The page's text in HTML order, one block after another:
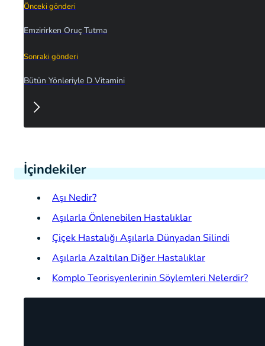
İçindekiler
Aşı Nedir?
Aşılarla Önlenebilen Hastalıklar
Çiçek Hastalığı Aşılarla Dünyadan Silindi
Aşılarla Azaltılan Diğer Hastalıklar
Komplo Teorisyenlerinin Söylemleri Nelerdir?
Önceki gönderi
Emzirirken Oruç Tutma
Sonraki gönderi
Bütün Yönleriyle D Vitamini